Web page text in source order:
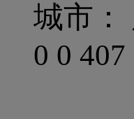
城市：
0 0 407